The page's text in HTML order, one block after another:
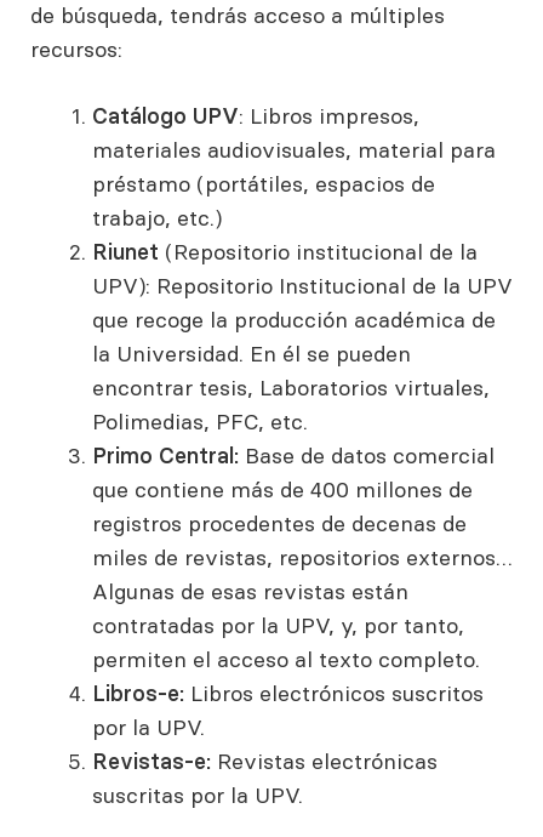
de búsqueda, tendrás acceso a múltiples
recursos:
Catálogo UPV: Libros impresos,
materiales audiovisuales, material para
préstamo (portátiles, espacios de
trabajo, etc.)
Riunet (Repositorio institucional de la
UPV): Repositorio Institucional de la UPV
que recoge la producción académica de
la Universidad. En él se pueden
encontrar tesis, Laboratorios virtuales,
Polimedias, PFC, etc.
Primo Central: Base de datos comercial
que contiene más de 400 millones de
registros procedentes de decenas de
miles de revistas, repositorios externos…
Algunas de esas revistas están
contratadas por la UPV, y, por tanto,
permiten el acceso al texto completo.
Libros-e: Libros electrónicos suscritos
por la UPV.
Revistas-e: Revistas electrónicas
suscritas por la UPV.